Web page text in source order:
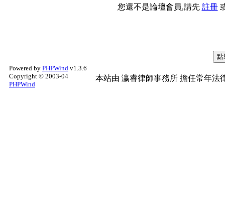
您還不是論壇會員,請先 註冊
Powered by PHPWind v1.3.6
Copyright © 2003-04
PHPWind
本站由 瀛睿律師事務所 擔任常年法